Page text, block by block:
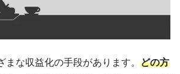
まな収益化の手段があります。 どの方